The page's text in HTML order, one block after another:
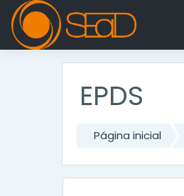
Ir para o conteúdo principal
EPDS
Página inicial